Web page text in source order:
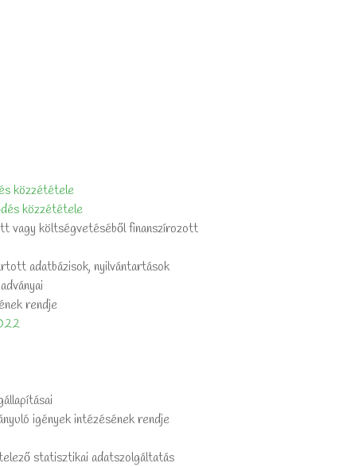
közzététele
közzététele
vagy költségvetéséből finanszírozott
adatbázisok, nyilvántartások
rendje
igények intézésének rendje
statisztikai adatszolgáltatás